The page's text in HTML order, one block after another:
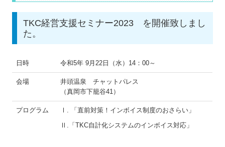
セミナー案内
国の共済制度活用コーナー
お知らせ
お問合せ
TKC経営支援セミナー2023 を開催致しまし
た。
日時 令和5年 9月22日（水）14：00～
会場
井頭温泉 チャットパレス
（真岡市下籠谷41）
プログラム
Ⅰ. 「直前対策！インボイス制度のおさらい」
Ⅱ.「TKC自計化システムのインボイス対応」